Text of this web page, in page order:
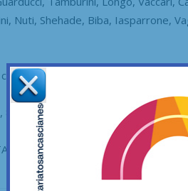
Nuti, Shehade, Biba, Iasparrone,
da Dore e De Fazio di Pisa.
83′ Iasparrone, 90′ Geraci.